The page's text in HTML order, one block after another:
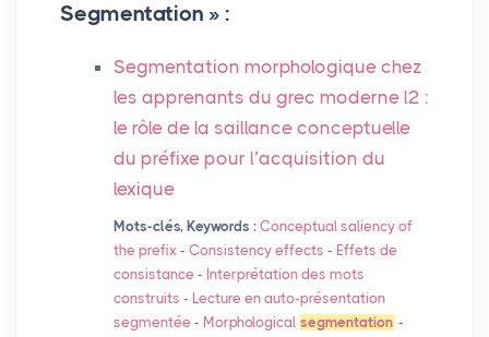
Segmentation » :
Segmentation morphologique chez
les apprenants du grec moderne l2 :
le rôle de la saillance conceptuelle
du préfixe pour l’acquisition du
lexique
Mots-clés, Keywords : Conceptual saliency of
the prefix - Consistency effects - Effets de
consistance - Interprétation des mots
construits - Lecture en auto-présentation
segmentée - Morphological segmentation -